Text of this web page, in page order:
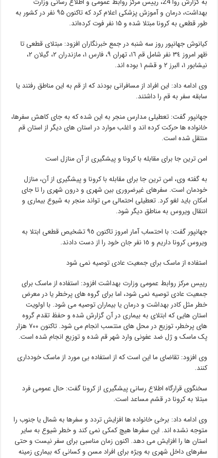
بهداشت، درمان و آموزش پزشکی اعلام کرد که تاکنون ۹۵ نفر در کشور به
طور قطعی به کرونا مبتلا شده و ۱۵ نفر فوت کرده‌اند.
کیانوش جهانپور روز سه شنبه در جمع خبرنگاران افزود: مبتلای قطعی تا
ظهر امروز ٣٤ نفر شامل قم ١٦، تهران ٩، فارس ١، مازندران ٢، گیلان ٢،
نیشابور ١، البرز ۲ و قشم ١ بوده اند.
وی ادامه داد: این افراد از مسافرانی بودند که از قم به این مناطق رفتند یا
سابقه سفر به قم را داشتند.
جهانپور گفت: تعطیلی مدارس منجر به این شده که به جای کاهش سفرها،
خانواده ها حرکت کرده اند و اغلب موارد در استان های دیگر از استان قم
منتقل شده است.
امن ترین جا برای مقابله با کرونا و پیشگیری از آن منازل است
به گفته وی، امن ترین جا برای مقابله با کرونا و پیشگیری از آن، منازل
خودمان است. سفرهای غیرضروری بین شهری و درون شهری را تا جای
امکان باید لغو کرد. تعطیلی احتمالی می تواند منجر به شیوع بیماری و
انتقال ویروس به مناطق دیگر شود.
جهانپور گفت: با احتساب آمار امروز تاکنون ٩٥ تشخیص قطعی ابتلا به
ویروس کرونا داریم و ١٥ نفر جان خود را از دست دادند.
استفاده از ماسک برای جمعیت عادی توصیه نمی شود
رییس مرکز روابط عمومی وزارت بهداشت افزود:‌ استفاده از ماسک برای
جمعیت عادی توصیه نمی شود، اما برای گروه های پرخطر یا در معرض
خطر مثل کادر بهداشت و درمان یا بیماران توصیه می شود. با اولویت
استان هایی که ابتلای به بیماری در آن گزارش شده و حفظ تقدم گروه
های پرخطر، توزیع در محل های منتسب انجام می شود. تاکنون ٧٠٠ هزار
پک ماسک و ژل ضد عفونی وارد شهر قم شده و توزیع انجام شده است.
وی افزود: تقاضای ما این است که از استفاده بی مورد از ماسک خودداری
کنند.
سخنگوی قرارگاه اطلاع رسانی پیشگیری از کرونا گفت: حال عمومی فرد
مبتلا به کرونا در قشم مساعد است.
وی ادامه داد: برخی خانواده ها افزایش تردد و سفرها به شمال یا جنوب را
متوجه نشده اند. این سفرها هیچ کمکی نمی کند و خطر شیوع به سایر
استان ها را افزایش می دهد. اکنون زمان مناسبی برای سفر نیست و حتی
سفرهای داخل شهری به ویژه برای افراد مسن و کسانی که بیماری زمینه